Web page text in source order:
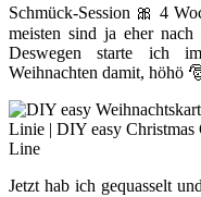
Schmück-Session 🎀 4
meisten sind ja eher
Deswegen starte ich
Weihnachten damit, höhö
Jetzt hab ich gequasselt